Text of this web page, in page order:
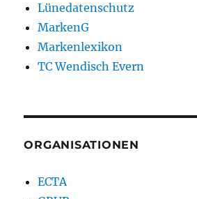
Lünedatenschutz
MarkenG
Markenlexikon
TC Wendisch Evern
ORGANISATIONEN
ECTA